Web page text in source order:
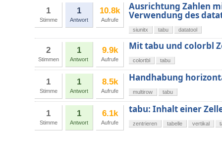
1
Stimme
1
Antwort
10.8k
Aufrufe
Ausrichtung Zahlen
Verwendung des
siunitx tabu datatool
2
Stimmen
1
Antwort
9.9k
Aufrufe
Mit tabu und colorbl
colortbl tabu
1
Stimme
1
Antwort
8.5k
Aufrufe
Handhabung
multirow tabu
1
Stimme
1
Antwort
6.1k
Aufrufe
tabu: Inhalt einer
zentrieren tabelle vertikal